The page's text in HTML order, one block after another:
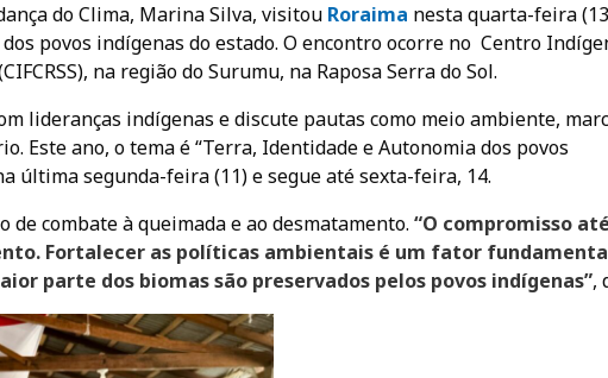
do Clima, Marina Silva, visitou Roraima nesta quarta-feira
povos indígenas do estado. O encontro ocorre no Centro
na região do Surumu, na Raposa Serra do Sol.
lideranças indígenas e discute pautas como meio ambiente,
Este ano, o tema é “Terra, Identidade e Autonomia dos povos
última segunda-feira (11) e segue até sexta-feira, 14.
combate à queimada e ao desmatamento. “O compromisso
Fortalecer as políticas ambientais é um fator
parte dos biomas são preservados pelos povos indígenas”,